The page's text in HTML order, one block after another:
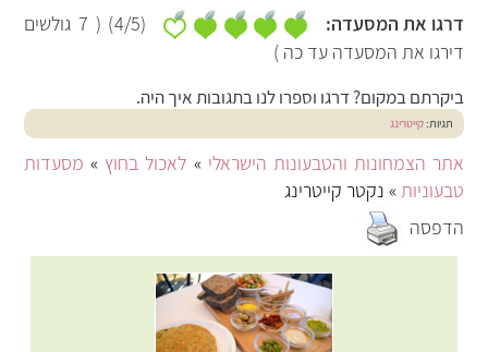
דרגו את המסעדה:
(
4/5)
(
7גולשים
דירגו את המסעדה עד כה )
ביקרתם במקום? דרגו וספרו לנו בתגובות איך היה.
תגיות:קייטרינג
אתר הצמחונות והטבעונות הישראלי » לאכול בחוץ » מסעדות
טבעוניות» נקטר קייטרינג
הדפסה